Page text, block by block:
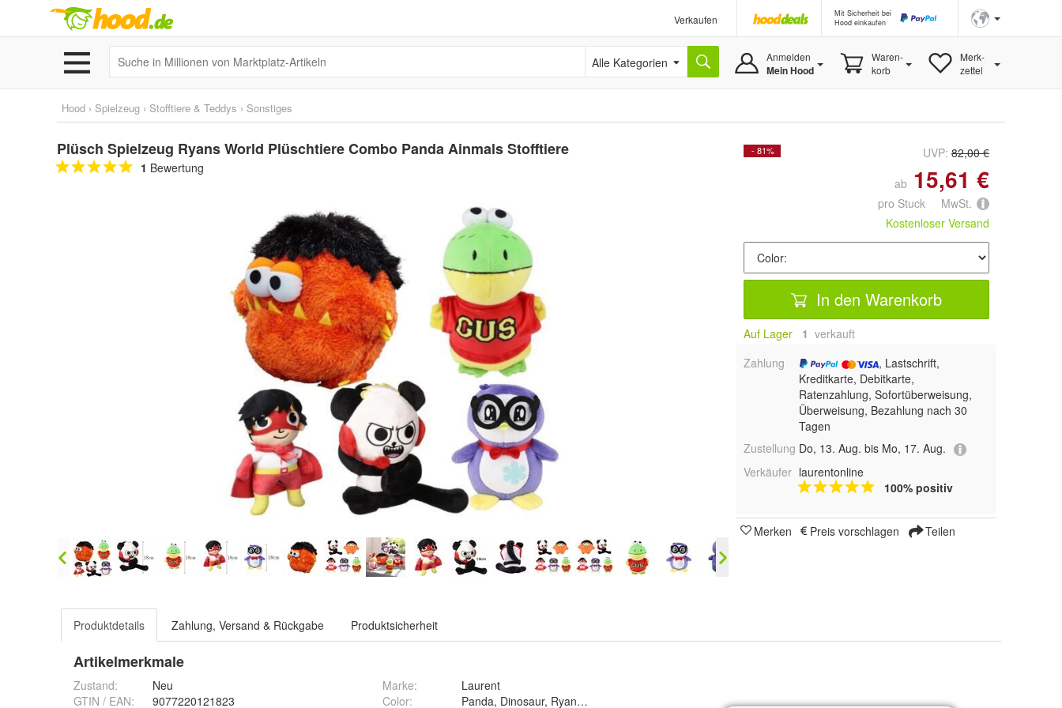
Verkaufen
Mit Sicherheit bei
Hood einkaufen
Alle Kategorien Anmelden
Mein Hood
Waren-
korb
Merk-
zettel
Hood › Spielzeug › Stofftiere & Teddys › Sonstiges
Plüsch Spielzeug Ryans World Plüschtiere Combo Panda Ainmals Stofftiere
1 Bewertung
- 81% UVP: 82,00 €
ab 15,61 €
pro Stuck MwSt.
Kostenloser Versand
In den Warenkorb
Auf Lager 1 verkauft
Zahlung
, Lastschrift,
Kreditkarte, Debitkarte,
Ratenzahlung, Sofortüberweisung,
Überweisung, Bezahlung nach 30
Tagen
Zustellung Do, 13. Aug. bis Mo, 17. Aug.
Verkäufer laurentonline
100% positiv
Merken Preis vorschlagen Teilen
Produktdetails Zahlung, Versand & Rückgabe Produktsicherheit
Artikelmerkmale
Zustand:
Neu
GTIN / EAN:
9077220121823
Marke:
Laurent
Color: